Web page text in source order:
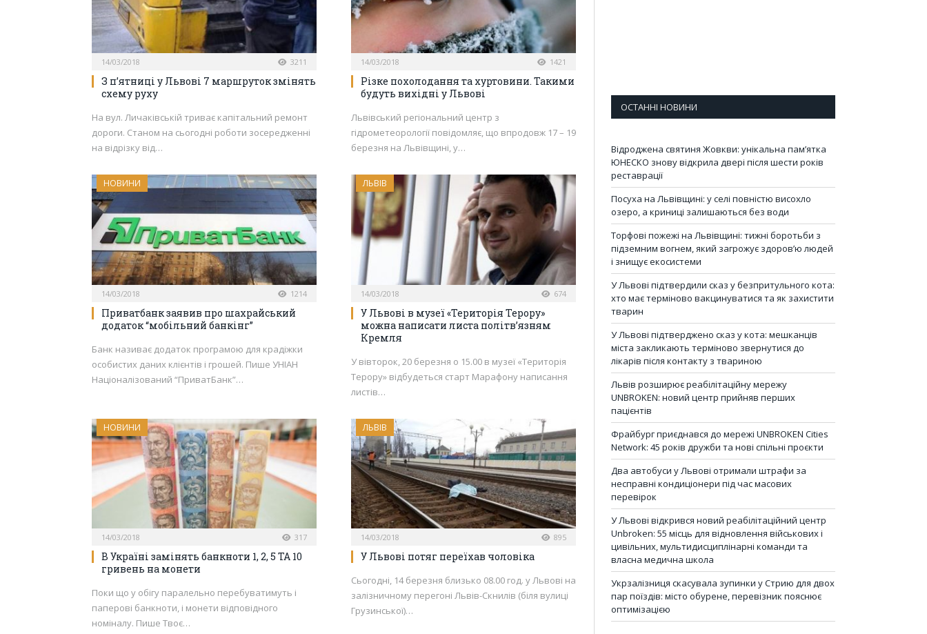
14/03/2018 3211
З п’ятниці у Львові 7 маршруток змінять
схему руху
На вул. Личаківській триває капітальний ремонт
дороги. Станом на сьогодні роботи зосередженні
на відрізку від…
14/03/2018 1421
Різке похолодання та хуртовини. Такими
будуть вихідні у Львові
Львівський регіональний центр з
гідрометеорології повідомляє, що впродовж 17 – 19
березня на Львівщині, у…
НОВИНИ
14/03/2018 1214
Приватбанк заявив про шахрайський
додаток “мобільний банкінг”
Банк називає додаток програмою для крадіжки
особистих даних клієнтів і грошей. Пише УНІАН
Націоналізований “ПриватБанк”…
ЛЬВІВ
14/03/2018 674
У Львові в музеї «Територія Терору»
можна написати листа політв’язням
Кремля
У вівторок, 20 березня о 15.00 в музеї «Територія
Терору» відбудеться старт Марафону написання
листів…
НОВИНИ
14/03/2018 317
В Україні замінять банкноти 1, 2, 5 ТА 10
гривень на монети
Поки що у обігу паралельно перебуватимуть і
паперові банкноти, і монети відповідного
номіналу. Пише Твоє…
ЛЬВІВ
14/03/2018 895
У Львові потяг переїхав чоловіка
Сьогодні, 14 березня близько 08.00 год. у Львові на
залізничному перегоні Львів-Скнилів (біля вулиці
Грузинської)…
ОСТАННІ НОВИНИ
Відроджена святиня Жовкви: унікальна пам’ятка
ЮНЕСКО знову відкрила двері після шести років
реставрації
Посуха на Львівщині: у селі повністю висохло
озеро, а криниці залишаються без води
Торфові пожежі на Львівщині: тижні боротьби з
підземним вогнем, який загрожує здоров’ю людей
і знищує екосистеми
У Львові підтвердили сказ у безпритульного кота:
хто має терміново вакцинуватися та як захистити
тварин
У Львові підтверджено сказ у кота: мешканців
міста закликають терміново звернутися до
лікарів після контакту з твариною
Львів розширює реабілітаційну мережу
UNBROKEN: новий центр прийняв перших
пацієнтів
Фрайбург приєднався до мережі UNBROKEN Cities
Network: 45 років дружби та нові спільні проєкти
Два автобуси у Львові отримали штрафи за
несправні кондиціонери під час масових
перевірок
У Львові відкрився новий реабілітаційний центр
Unbroken: 55 місць для відновлення військових і
цивільних, мультидисциплінарні команди та
власна медична школа
Укрзалізниця скасувала зупинки у Стрию для двох
пар поїздів: місто обурене, перевізник пояснює
оптимізацією